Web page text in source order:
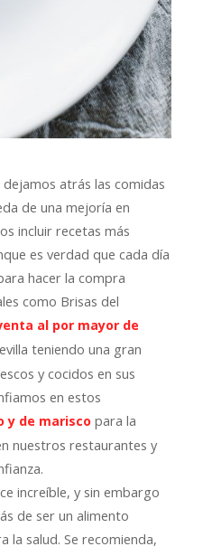
atrás las comidas
de una mejoría en
incluir recetas más
es verdad que cada día
hacer la compra
como Brisas del
al por mayor de
teniendo una gran
y cocidos en sus
en estos
y de mariscopara la
nuestros restaurantes y
increíble, y sin embargo
de ser un alimento
la salud. Se recomienda,